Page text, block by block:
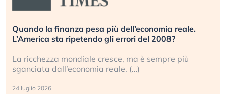
Quando la finanza pesa più dell’economia reale.
L’America sta ripetendo gli errori del 2008?
La ricchezza mondiale cresce, ma è sempre più
sganciata dall’economia reale. (…)
24 luglio 2026